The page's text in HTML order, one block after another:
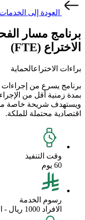
العودة إلى الخدمات
برنامج مسار
الاختراع (‎(FTE
براءات الاختراعالحماية
برنامج يسرع من
بمدة زمنية أقل من
ويستهدف شريحة خاصة
اقتصادية محتملة للملكة.
وقت التنفيذ
60 يوم
رسوم الخدمة
الافراد 1000 ريال - المؤسسات 5000 ريال